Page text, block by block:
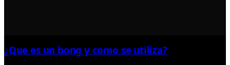
¿Que es un bong y como se utiliza?